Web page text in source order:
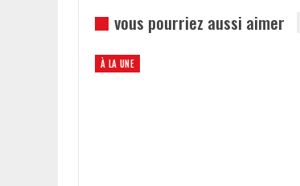
vous pourriez aussi aimer
À LA UNE